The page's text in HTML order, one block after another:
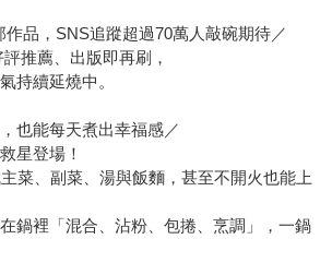
作品，SNS追蹤超過70萬人敲碗期待／
推薦、出版即再刷，
持續延燒中。
也能每天煮出幸福感／
星登場！
菜、副菜、湯與飯麵，甚至不開火也能上
鍋裡「混合、沾粉、包捲、烹調」，一鍋